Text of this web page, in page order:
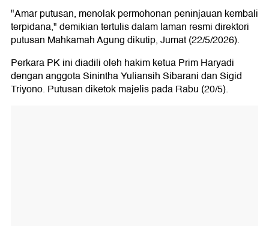
"Amar putusan, menolak permohonan peninjauan kembali
terpidana," demikian tertulis dalam laman resmi direktori
putusan Mahkamah Agung dikutip, Jumat (22/5/2026).
Perkara PK ini diadili oleh hakim ketua Prim Haryadi
dengan anggota Sinintha Yuliansih Sibarani dan Sigid
Triyono. Putusan diketok majelis pada Rabu (20/5).